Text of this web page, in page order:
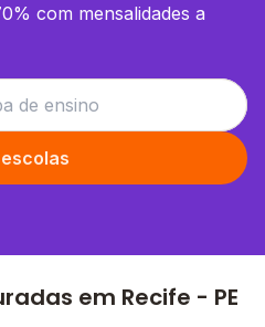
com mensalidades a
em Recife - PE